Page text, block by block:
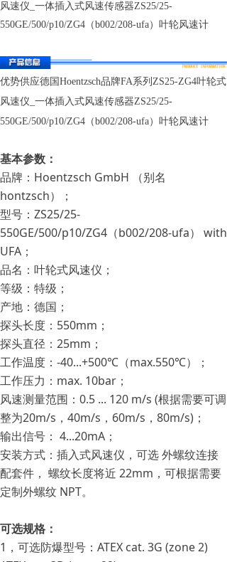
风速仪_一体插入式风速传感器ZS25/25-
550GE/500/p10/ZG4（b002/208-ufa）叶轮风速计
优势供应德国Hoentzsch品牌FA系列ZS25-ZG4叶轮式
风速仪_一体插入式风速传感器ZS25/25-
550GE/500/p10/ZG4（b002/208-ufa）叶轮风速计
基本参数：
品牌：Hoentzsch GmbH （别名
hontzsch）；
型号：ZS25/25-
550GE/500/p10/ZG4（b002/208-ufa） with
UFA；
品名：叶轮式风速仪；
等级：特级；
产地：德国；
探头长度：550mm；
探头直径：25mm；
工作温度：-40...+500℃（max.550℃）；
工作压力：max. 10bar；
风速测量范围：0.5 ... 120 m/s (根据需要可调
整为20m/s，40m/s，60m/s，80m/s)；
输出信号： 4...20mA；
安装方式：插入式风速仪，可选 外螺纹连接
配套件， 螺纹长度将近 22mm，可根据需要
定制外螺纹 NPT。
可选规格：
1，可选防爆型号：ATEX cat. 3G (zone 2)